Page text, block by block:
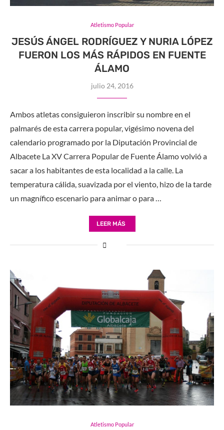
Atletismo Popular
JESÚS ÁNGEL RODRÍGUEZ Y NURIA LÓPEZ
FUERON LOS MÁS RÁPIDOS EN FUENTE
ÁLAMO
julio 24, 2016
Ambos atletas consiguieron inscribir su nombre en el
palmarés de esta carrera popular, vigésimo novena del
calendario programado por la Diputación Provincial de
Albacete La XV Carrera Popular de Fuente Álamo volvió a
sacar a los habitantes de esta localidad a la calle. La
temperatura cálida, suavizada por el viento, hizo de la tarde
un magnífico escenario para animar o para …
LEER MÁS
Atletismo Popular